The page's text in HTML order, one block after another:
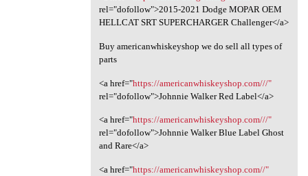
rel="dofollow">2015-2021 Dodge MOPAR OEM
HELLCAT SRT SUPERCHARGER Challenger</a>
Buy americanwhiskeyshop we do sell all types of
parts
<a href="https://americanwhiskeyshop.com///"
rel="dofollow">Johnnie Walker Red Label</a>
<a href="https://americanwhiskeyshop.com///"
rel="dofollow">Johnnie Walker Blue Label Ghost
and Rare</a>
<a href="https://americanwhiskeyshop.com//"